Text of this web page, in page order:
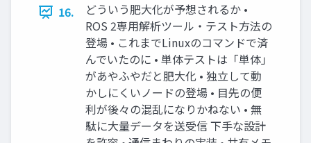
16.
どういう肥大化が予想されるか •
ROS 2専用解析ツール・テスト方法の
登場 • これまでLinuxのコマンドで済
んでいたのに • 単体テストは「単体」
があやふやだと肥大化 • 独立して動
かしにくいノードの登場 • 目先の便
利が後々の混乱になりかねない • 無
駄に大量データを送受信 下手な設計